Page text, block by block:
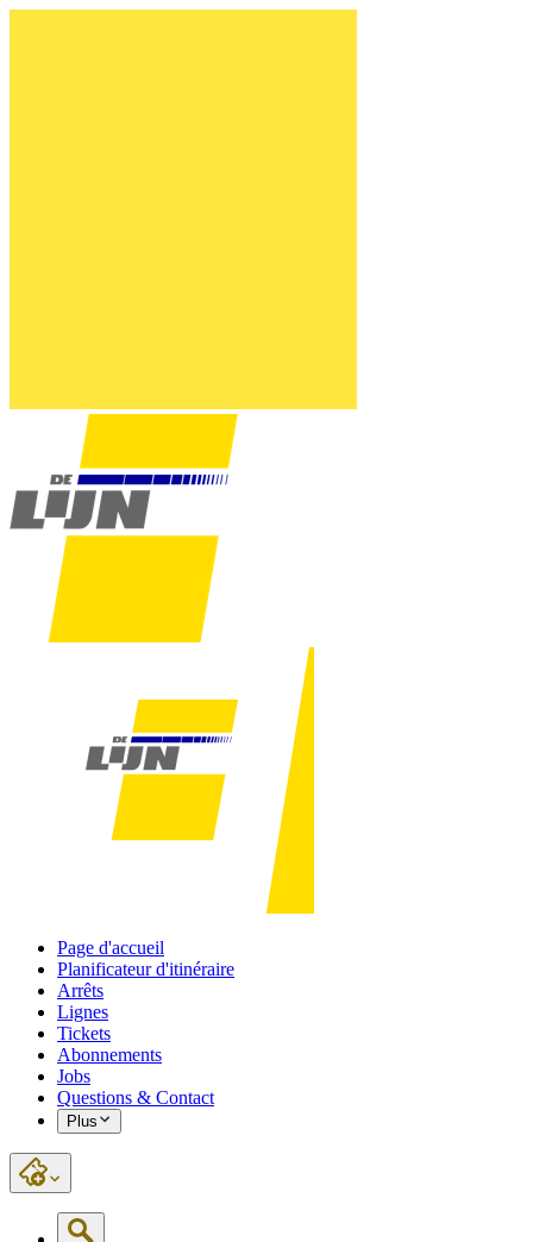
Page d'accueil
Planificateur d'itinéraire
Arrêts
Lignes
Tickets
Abonnements
Jobs
Questions & Contact
Plus